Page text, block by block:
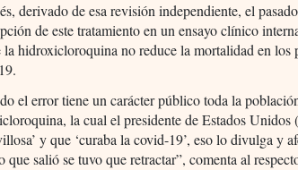
derivado de esa revisión independiente, el
de este tratamiento en un ensayo clínico
la hidroxicloroquina no reduce la mortalidad en los
el error tiene un carácter público toda la
la cual el presidente de Estados
y que ‘curaba la covid-19’, eso lo divulga y
que salió se tuvo que retractar”, comenta al